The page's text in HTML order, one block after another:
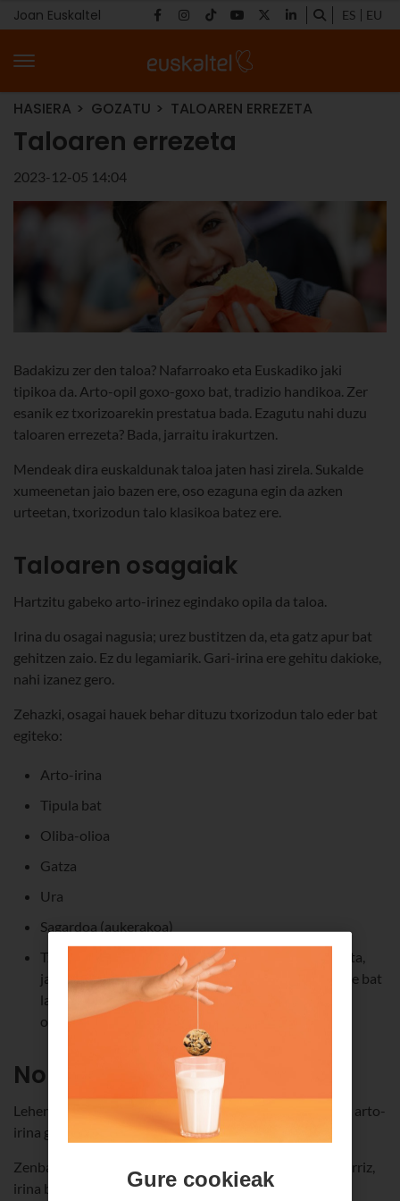
Joan Euskaltel ES EU
HASIERA GOZATU TALOAREN ERREZETA
Taloaren errezeta
2023-12-05 14:04
Badakizu zer den taloa? Nafarroako eta Euskadiko jaki
tipikoa da. Arto-opil goxo-goxo bat, tradizio handikoa. Zer
esanik ez txorizoarekin prestatua bada. Ezagutu nahi duzu
taloaren errezeta? Bada, jarraitu irakurtzen.
Mendeak dira euskaldunak taloa jaten hasi zirela. Sukalde
xumeenetan jaio bazen ere, oso ezaguna egin da azken
urteetan, txorizodun talo klasikoa batez ere.
Taloaren osagaiak
Hartzitu gabeko arto-irinez egindako opila da taloa.
Irina du osagai nagusia; urez bustitzen da, eta gatz apur bat
gehitzen zaio. Ez du legamiarik. Gari-irina ere gehitu dakioke,
nahi izanez gero.
Zehazki, osagai hauek behar dituzu txorizodun talo eder bat
egiteko:
Arto-irina
Tipula bat
Oliba-olioa
Gatza
Ura
Sagardoa (aukerakoa)
Txistorra. Zenbat? Pertsona-kopuruaren arabera, eta,
jakina, taloa zenbat betetzea gustatzen zaizun... Pare bat
lagunentzat, 100 edo 150 g inguru erabiltzea da
ohikoena.
Nola egiten den taloa
Lehenik eta behin, ur pixka bat berotu behar da, eta hari arto-
irina gehitu.
Zenbat irin behar duzu? 50 g inguru pertsonako. Ura, berriz,
irina baino pixka bat gehiago.Gure cookieak